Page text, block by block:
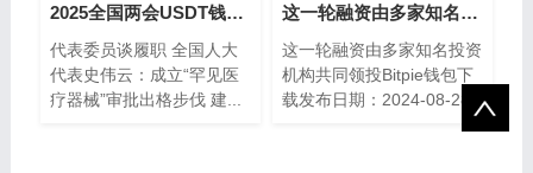
2025全国两会USDT钱包山东声音
代表委员谈履职 全国人大
代表史伟云：成立“罕见医
疗器械”审批出格步伐 建...
这一轮融资由多家知名投ETH钱包资机构共
这一轮融资由多家知名投资
机构共同领投Bitpie钱包下
载发布日期：2024-08-28